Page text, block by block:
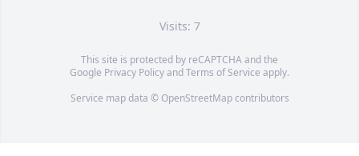
Visits: 7
This site is protected by reCAPTCHA and the
Google Privacy PolicyandTerms of Service apply.
Service map data © OpenStreetMapcontributors